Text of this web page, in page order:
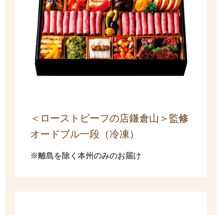
＜ローストビーフの店鎌倉山＞監修
オードブル一段（冷凍）
※離島を除く本州のみのお届け